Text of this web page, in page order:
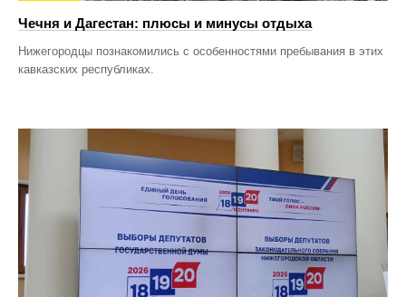
Чечня и Дагестан: плюсы и минусы отдыха
Нижегородцы познакомились с особенностями пребывания в этих
кавказских республиках.